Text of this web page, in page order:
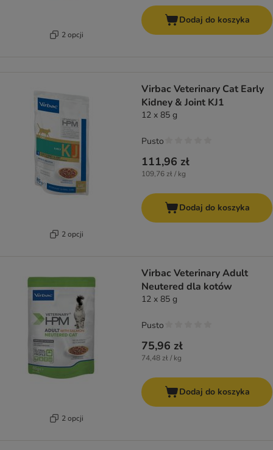
2 opcji
Dodaj do koszyka
2 opcji
Virbac Veterinary Cat Early
Kidney & Joint KJ1
12 x 85 g
111,96 zł
109,76 zł / kg
Pusto
Dodaj do koszyka
2 opcji
Virbac Veterinary Adult
Neutered dla kotów
12 x 85 g
75,96 zł
74,48 zł / kg
Pusto
Dodaj do koszyka